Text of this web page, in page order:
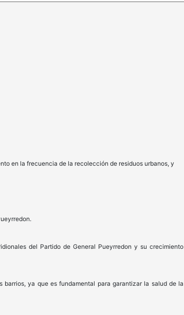
en la frecuencia de la recolección de residuos urbanos, y
del Partido de General Pueyrredon y su crecimiento
ya que es fundamental para garantizar la salud de la